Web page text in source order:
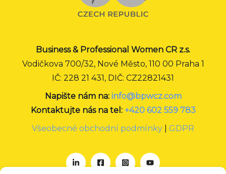
Business & Professional Women CR z.s.
Vodičkova 700/32, Nové Město, 110 00 Praha 1
IČ: 228 21 431, DIČ: CZ22821431
Napište nám na: info@bpwcz.com
Kontaktujte nás na tel: +420 602 559 783
Všeobecné obchodní podmínky
GDPR